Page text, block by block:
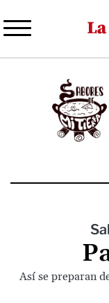
Así se preparan